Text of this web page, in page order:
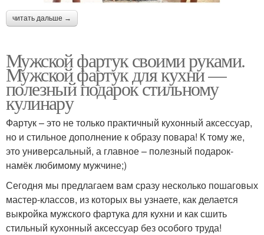
читать дальше →
Мужской фартук своими руками.
Мужской фартук для кухни —
полезный подарок стильному
кулинару
Фартук – это не только практичный кухонный аксессуар,
но и стильное дополнение к образу повара! К тому же,
это универсальный, а главное – полезный подарок-
намёк любимому мужчине;)
Сегодня мы предлагаем вам сразу несколько пошаговых
мастер-классов, из которых вы узнаете, как делается
выкройка мужского фартука для кухни и как сшить
стильный кухонный аксессуар без особого труда!